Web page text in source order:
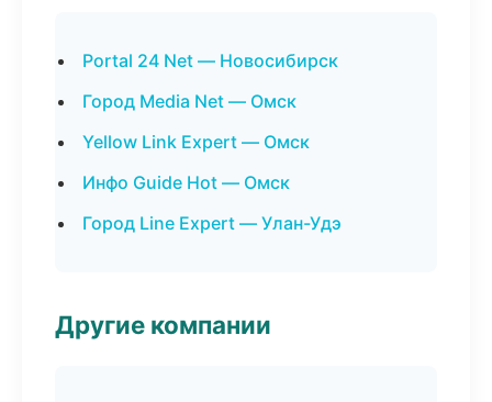
Portal 24 Net — Новосибирск
Город Media Net — Омск
Yellow Link Expert — Омск
Инфо Guide Hot — Омск
Город Line Expert — Улан-Удэ
Другие компании